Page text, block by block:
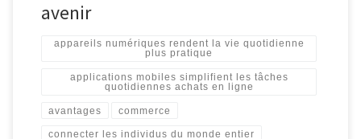
avenir
appareils numériques rendent la vie quotidienne
plus pratique
applications mobiles simplifient les tâches
quotidiennes achats en ligne
avantages commerce
connecter les individus du monde entier